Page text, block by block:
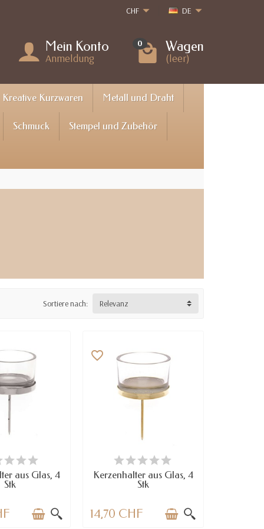
CHF DE
Mein Konto
Anmeldung
0 Wagen
(leer)
Kreative Kurzwaren Metall und Draht
Schmuck Stempel und Zubehör
Sortiere nach: Relevanz
aus Glas, 4
Stk
VERFÜGBAR
favorite_border
Kerzenhalter aus Glas, 4
Stk
14,70 CHF